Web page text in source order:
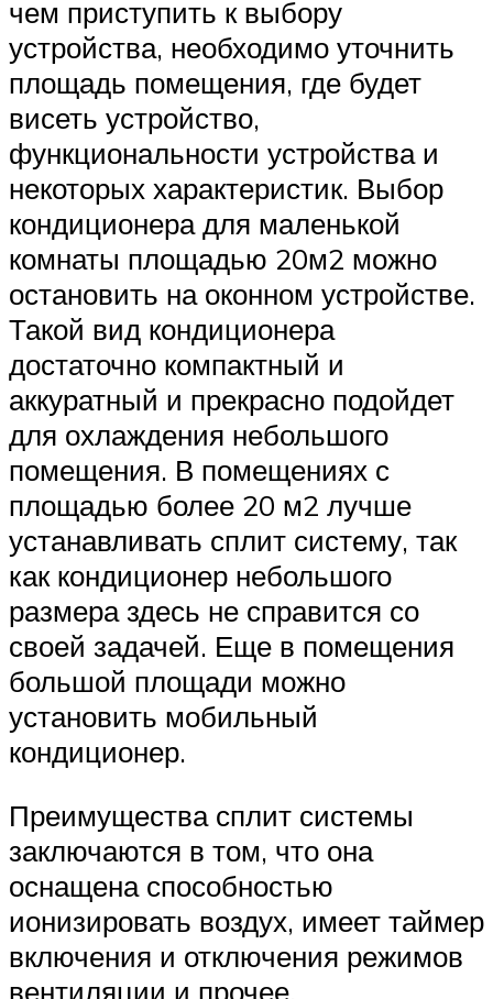
чем приступить к выбору
устройства, необходимо уточнить
площадь помещения, где будет
висеть устройство,
функциональности устройства и
некоторых характеристик. Выбор
кондиционера для маленькой
комнаты площадью 20м2 можно
остановить на оконном устройстве.
Такой вид кондиционера
достаточно компактный и
аккуратный и прекрасно подойдет
для охлаждения небольшого
помещения. В помещениях с
площадью более 20 м2 лучше
устанавливать сплит систему, так
как кондиционер небольшого
размера здесь не справится со
своей задачей. Еще в помещения
большой площади можно
установить мобильный
кондиционер.
Преимущества сплит системы
заключаются в том, что она
оснащена способностью
ионизировать воздух, имеет таймер
включения и отключения режимов
вентиляции и прочее.